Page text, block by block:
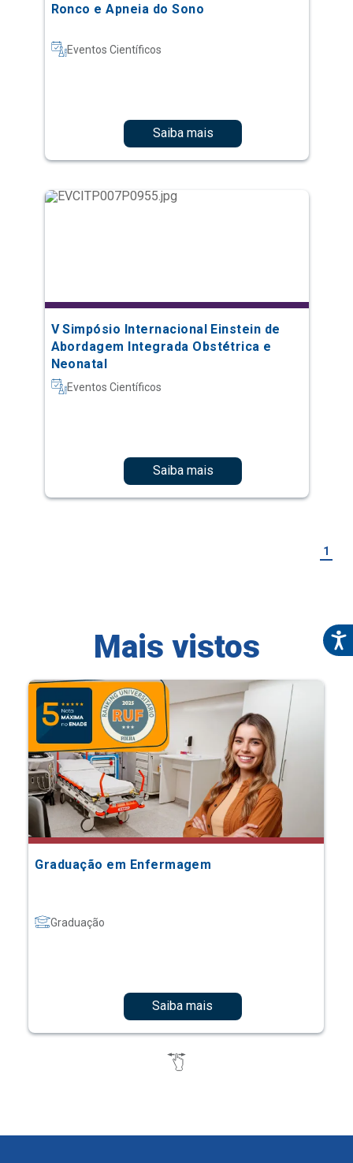
Ronco e Apneia do Sono
Eventos Científicos
Saiba mais
V Simpósio Internacional Einstein de
Abordagem Integrada Obstétrica e
Neonatal
Eventos Científicos
Saiba mais
1
Mais vistos
Graduação em Enfermagem
Graduação
Saiba mais